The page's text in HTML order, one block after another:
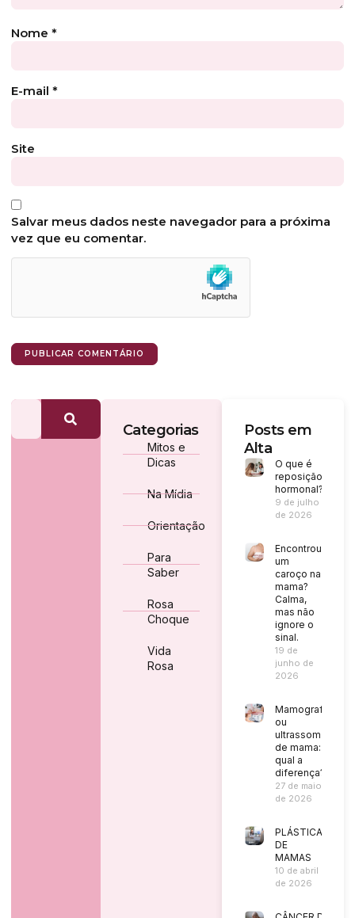
Nome *
E-mail *
Site
Salvar meus dados neste navegador para a próxima
vez que eu comentar.
Categorias
Mitos e
Dicas
Na Mídia
Orientação
Para
Saber
Rosa
Choque
Vida
Rosa
Posts em
Alta
O que é
reposição
hormonal?
9 de julho
de 2026
Encontrou
um
caroço na
mama?
Calma,
mas não
ignore o
sinal.
19 de
junho de
2026
Mamografia
ou
ultrassom
de mama:
qual a
diferença?
27 de maio
de 2026
PLÁSTICA
DE
MAMAS
10 de abril
de 2026